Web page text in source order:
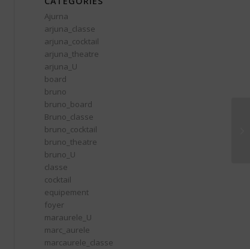
Ajurna
arjuna_classe
arjuna_cocktail
arjuna_theatre
arjuna_U
board
bruno
bruno_board
Bruno_classe
bruno_cocktail
bruno_theatre
bruno_U
classe
cocktail
equipement
foyer
maraurele_U
marc_aurele
marcaurele_classe